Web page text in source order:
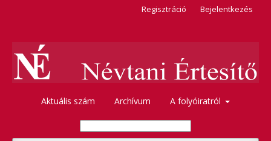
Aktuális szám Archívum A folyóiratról
Regisztráció Bejelentkezés